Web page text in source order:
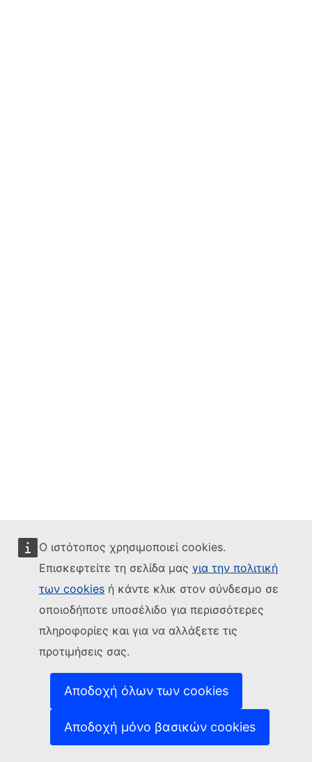
Ο ιστότοπος χρησιμοποιεί cookies.
Επισκεφτείτε τη σελίδα μας για την πολιτική
των cookies ή κάντε κλικ στον σύνδεσμο σε
οποιοδήποτε υποσέλιδο για περισσότερες
πληροφορίες και για να αλλάξετε τις
προτιμήσεις σας.
Αποδοχή όλων των cookies
Αποδοχή μόνο βασικών cookies